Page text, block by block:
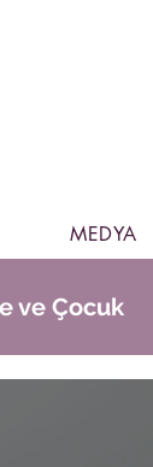
MEDYA
ve Çocuk